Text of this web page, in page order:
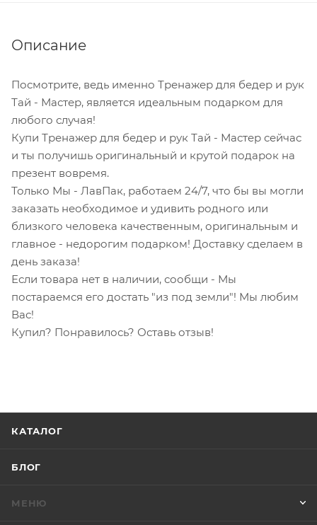
Описание
Посмотрите, ведь именно Тренажер для бедер и рук
Тай - Мастер, является идеальным подарком для
любого случая!
Купи Тренажер для бедер и рук Тай - Мастер сейчас
и ты получишь оригинальный и крутой подарок на
презент вовремя.
Только Мы - ЛавПак, работаем 24/7, что бы вы могли
заказать необходимое и удивить родного или
близкого человека качественным, оригинальным и
главное - недорогим подарком! Доставку сделаем в
день заказа!
Если товара нет в наличии, сообщи - Мы
постараемся его достать "из под земли"! Мы любим
Вас!
Купил? Понравилось? Оставь отзыв!
КАТАЛОГ
БЛОГ
МЕНЮ